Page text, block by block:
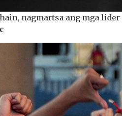
nagmartsa ang mga